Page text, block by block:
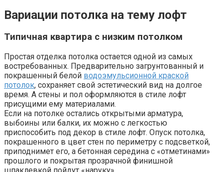
Вариации потолка на тему лофт
Типичная квартира с низким потолком
Простая отделка потолка остается одной из самых
востребованных. Предварительно загрунтованный и
покрашенный белой водоэмульсионной краской
потолок, сохраняет свой эстетический вид на долгое
время. А стены и пол оформляются в стиле лофт
присущими ему материалами.
Если на потолке остались открытыми арматура,
выбоины или балки, их можно с легкостью
приспособить под декор в стиле лофт. Опуск потолка,
покрашенного в цвет стен по периметру с подсветкой,
приподнимет его, а бетонная середина с «отметинами»
прошлого и покрытая прозрачной финишной